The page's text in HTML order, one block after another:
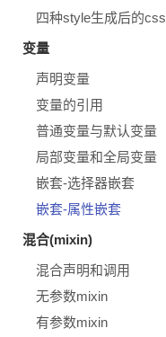
四种style生成后的css
变量
声明变量
变量的引用
普通变量与默认变量
局部变量和全局变量
嵌套-选择器嵌套
嵌套-属性嵌套
混合(mixin)
混合声明和调用
无参数mixin
有参数mixin